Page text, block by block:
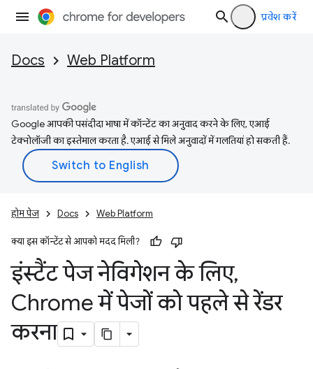
प्रवेश करें
Docs Web Platform
Google आपकी पसंदीदा भाषा में कॉन्टेंट का अनुवाद करने के लिए, एआई
टेक्नोलॉजी का इस्तेमाल करता है. एआई से मिले अनुवादों में गलतियां हो सकती हैं.
होम पेज Docs Web Platform
क्या इस कॉन्टेंट से आपको मदद मिली?
इंस्टैंट पेज नेविगेशन के लिए,
Chrome में पेजों को पहले से रेंडर
करना